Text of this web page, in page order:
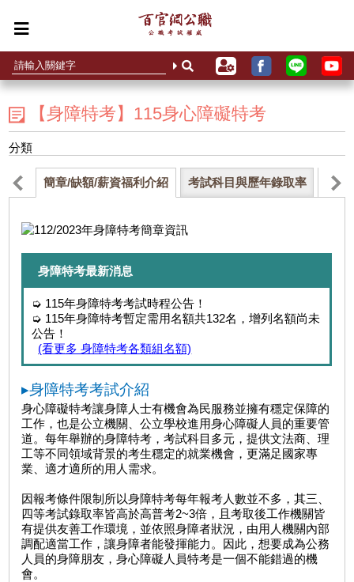
【身障特考】115身心障礙特考
分類
簡章/缺額/薪資福利介紹 考試科目與歷年錄取率 補
身障特考最新消息
➭ 115年身障特考考試時程公告！
➭ 115年身障特考暫定需用名額共132名，增列名額尚未
公告！
(看更多 身障特考各類組名額)
▸身障特考考試介紹
身心障礙特考讓身障人士有機會為民服務並擁有穩定保障的
工作，也是公立機關、公立學校進用身心障礙人員的重要管
道。每年舉辦的身障特考，考試科目多元，提供文法商、理
工等不同領域背景的考生穩定的就業機會，更滿足國家專
業、適才適所的用人需求。
因報考條件限制所以身障特考每年報考人數並不多，其三、
四等考試錄取率皆高於高普考2~3倍，且考取後工作機關皆
有提供友善工作環境，並依照身障者狀況，由用人機關內部
調配適當工作，讓身障者能發揮能力。因此，想要成為公務
人員的身障朋友，身心障礙人員特考是一個不能錯過的機
會。